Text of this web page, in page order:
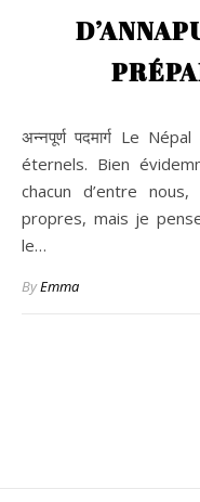
अन्नपूर्ण पदमार्ग Le Népal ( नेपाल ) est l’un de mes amours
éternels. Bien
chacun d’entre
propres, mais je
le…
ByEmma